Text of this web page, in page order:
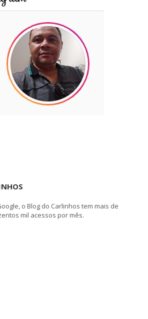
o Blog do Carlinhos tem mais de
mil acessos por mês.